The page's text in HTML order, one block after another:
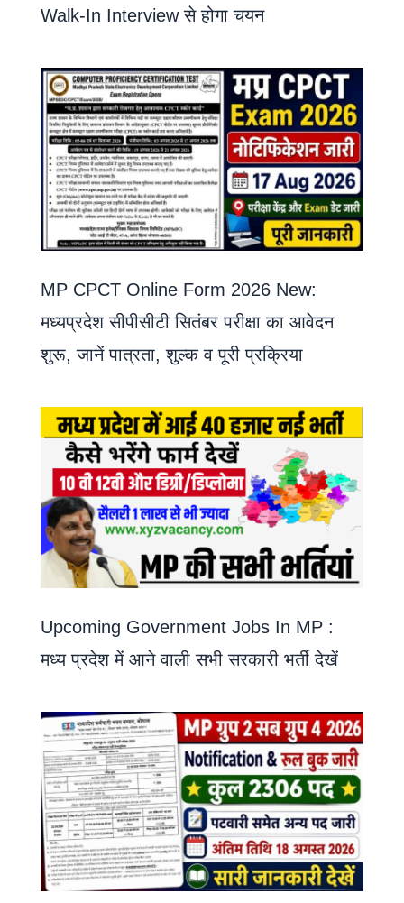
Walk-In Interview से होगा चयन
MP CPCT Online Form 2026 New:
मध्यप्रदेश सीपीसीटी सितंबर परीक्षा का आवेदन
शुरू, जानें पात्रता, शुल्क व पूरी प्रक्रिया
Upcoming Government Jobs In MP :
मध्य प्रदेश में आने वाली सभी सरकारी भर्ती देखें